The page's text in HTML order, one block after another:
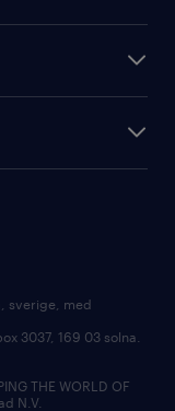
sverige, med
3037, 169 03 solna.
THE WORLD OF
N.V.